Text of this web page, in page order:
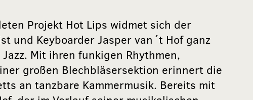
Projekt Hot Lips widmet sich der
und Keyboarder Jasper van´t Hof ganz
Mit ihren funkigen Rhythmen,
großen Blechbläsersektion erinnert die
an tanzbare Kammermusik. Bereits mit